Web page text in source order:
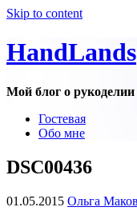
Skip to content
HandLands
Мой блог о рукоделии
Гостевая
Обо мне
DSC00436
01.05.2015 Ольга